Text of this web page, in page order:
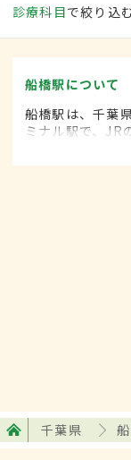
診療科目で絞り込
船橋駅について
船橋駅は、千葉
ミナル駅で、JR
ベッドタウンと
による新しい住
千葉県